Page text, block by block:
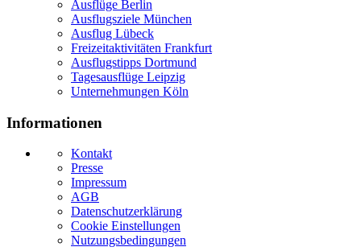
Ausflüge Berlin
Ausflugsziele München
Ausflug Lübeck
Freizeitaktivitäten Frankfurt
Ausflugstipps Dortmund
Tagesausflüge Leipzig
Unternehmungen Köln
Informationen
Kontakt
Presse
Impressum
AGB
Datenschutzerklärung
Cookie Einstellungen
Nutzungsbedingungen